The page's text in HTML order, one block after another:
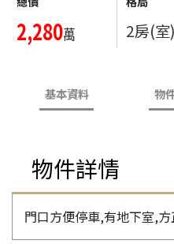
2,280萬 2房(
基本資料 物
物件詳情
門口方便停車,有地下室,